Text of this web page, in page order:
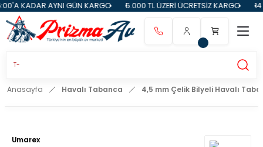
AYNI GÜN KARGO 5.000 TL ÜZERİ ÜCRETSİZ KARGO 14 GÜN
Anasayfa Havalı Tabanca 4,5 mm Çelik Bilyeli Havalı
Umarex